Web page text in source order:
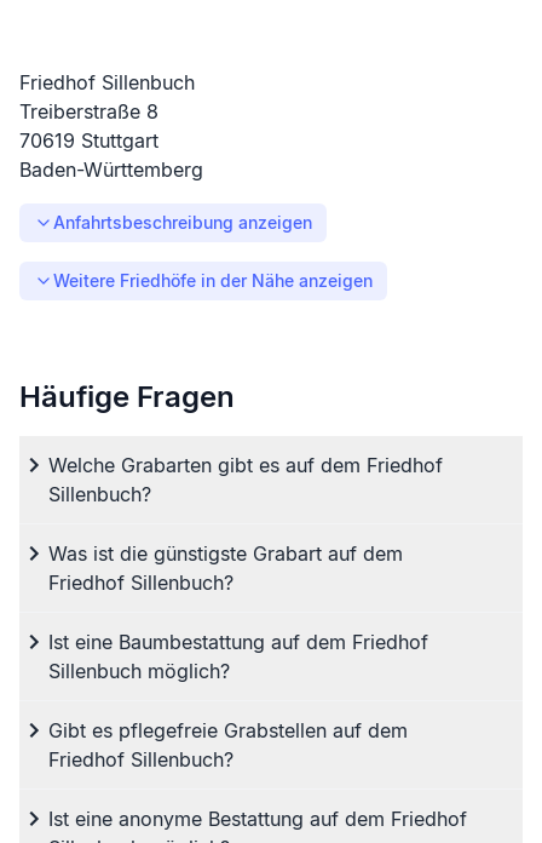
Friedhof Sillenbuch
Treiberstraße 8
70619 Stuttgart
Baden-Württemberg
Anfahrtsbeschreibung anzeigen
Weitere Friedhöfe in der Nähe anzeigen
Häufige Fragen
Welche Grabarten gibt es auf dem Friedhof
Sillenbuch?
Was ist die günstigste Grabart auf dem
Friedhof Sillenbuch?
Ist eine Baumbestattung auf dem Friedhof
Sillenbuch möglich?
Gibt es pflegefreie Grabstellen auf dem
Friedhof Sillenbuch?
Ist eine anonyme Bestattung auf dem Friedhof